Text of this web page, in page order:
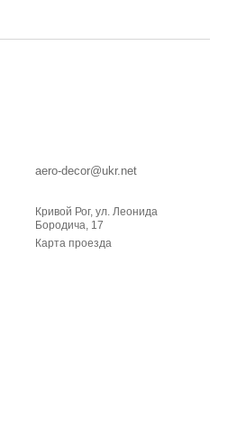
aero-decor@ukr.net
Кривой Рог, ул. Леонида
Бородича, 17
Карта проезда